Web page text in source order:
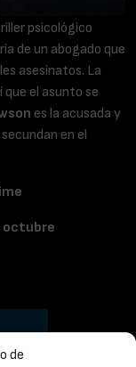
de
psicológico
de un abogado que
asesinatos. La
el asunto se
es la acusada y
secundan en el
octubre